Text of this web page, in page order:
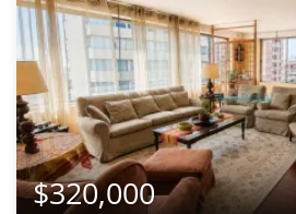
$320,000